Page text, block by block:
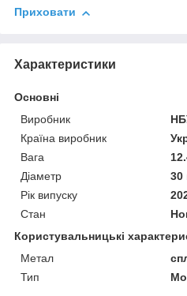
Приховати
Характеристики
Основні
Виробник
Країна виробник
Вага
Діаметр
30
Рік випуску
Стан
Користувальницькі
Метал
Тип